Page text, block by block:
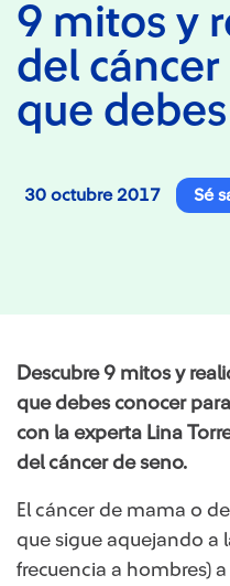
9 mitos y
del
que
30 octubre 2017 Sé
Descubre 9 mitos y
que debes conocer
con la experta Lina
del cáncer de seno.
El cáncer de mama o
que sigue aquejando a
frecuencia a hombres)